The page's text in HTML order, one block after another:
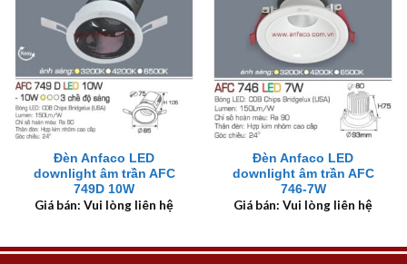
Đèn Anfaco LED
downlight âm trần AFC
749D 10W
Giá bán: Vui lòng liên hệ
Đèn Anfaco LED
downlight âm trần AFC
746-7W
Giá bán: Vui lòng liên hệ